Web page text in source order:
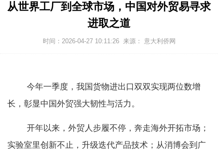
从世界工厂到全球市场，中国对外贸易寻求
进取之道
时间：2026-04-27 10:11:26 来源： 意大利侨网
今年一季度，我国货物进出口双双实现两位数增
长，彰显中国外贸强大韧性与活力。
开年以来，外贸人步履不停，奔走海外开拓市场；
实验室里创新不止，升级迭代产品技术；从消博会到广